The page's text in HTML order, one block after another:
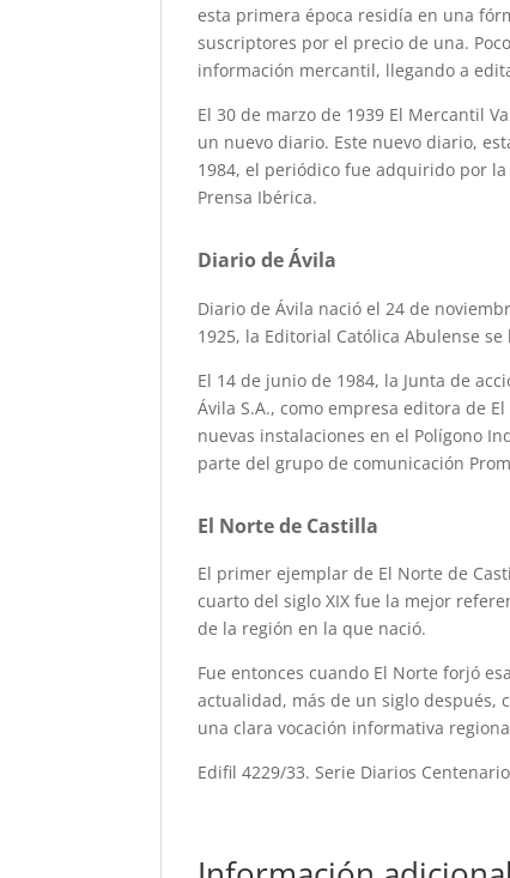
esta primera época residía en una
suscriptores por el precio de una.
información mercantil, llegando a
El 30 de marzo de 1939 El Mercantil
un nuevo diario. Este nuevo diario,
1984, el periódico fue adquirido por
Prensa Ibérica.
Diario de Ávila
Diario de Ávila nació el 24 de
1925, la Editorial Católica Abulense
El 14 de junio de 1984, la Junta de
Ávila S.A., como empresa editora de
nuevas instalaciones en el Polígono
parte del grupo de comunicación
El Norte de Castilla
El primer ejemplar de El Norte de
cuarto del siglo XIX fue la mejor
de la región en la que nació.
Fue entonces cuando El Norte forjó
actualidad, más de un siglo después,
una clara vocación informativa
Edifil 4229/33. Serie Diarios